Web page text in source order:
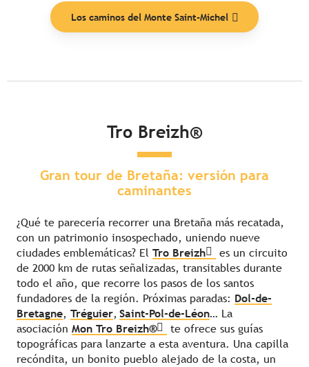
Los caminos del Monte Saint-Michel
Tro Breizh®
Gran tour de Bretaña: versión para
caminantes
¿Qué te parecería recorrer una Bretaña más recatada,
con un patrimonio insospechado, uniendo nueve
ciudades emblemáticas? El Tro Breizh
es un circuito
de 2000 km de rutas señalizadas, transitables durante
todo el año, que recorre los pasos de los santos
fundadores de la región. Próximas paradas: Dol-de-
Bretagne, Tréguier, Saint-Pol-de-Léon… La
asociación Mon Tro Breizh®
te ofrece sus guías
topográficas para lanzarte a esta aventura. Una capilla
recóndita, un bonito pueblo alejado de la costa, un